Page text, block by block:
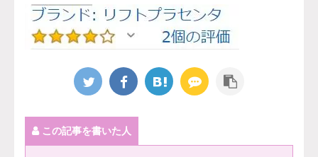
この記事を書いた人